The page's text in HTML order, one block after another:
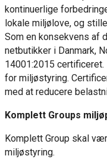
kontinuerlige
lokale miljølove, og
Som en konsekvens af
netbutikker i Danmark,
14001:2015
for miljøstyring.
med at reducere
Komplett Groups
Komplett Group skal
miljøstyring.